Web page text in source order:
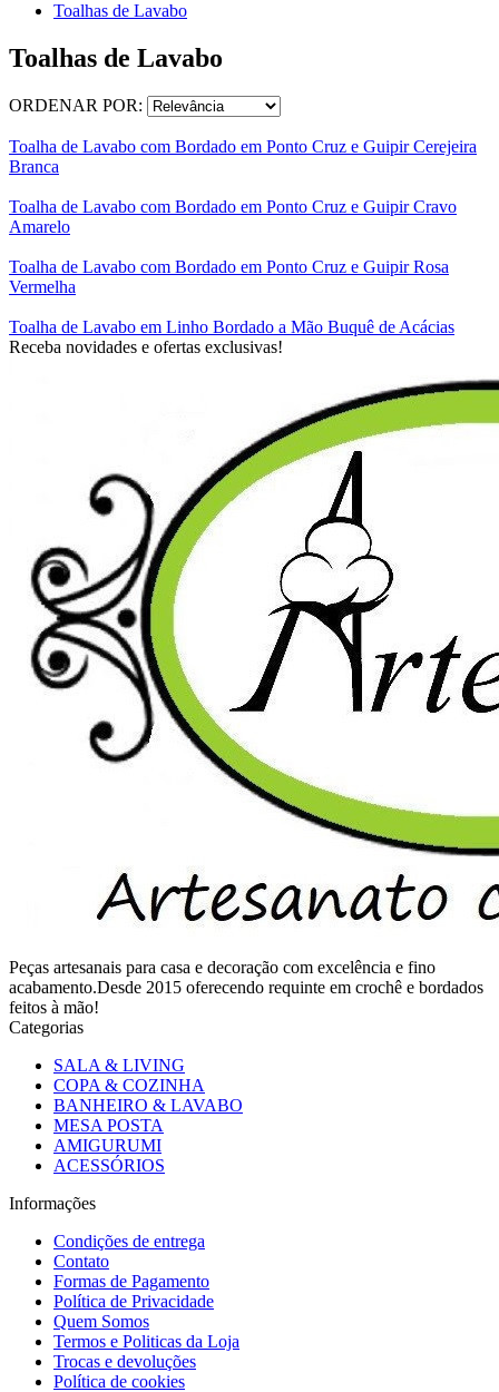
Toalhas de Lavabo
Toalhas de Lavabo
ORDENAR POR:
Toalha de Lavabo com Bordado em Ponto Cruz e Guipir Cerejeira
Branca
Toalha de Lavabo com Bordado em Ponto Cruz e Guipir Cravo
Amarelo
Toalha de Lavabo com Bordado em Ponto Cruz e Guipir Rosa
Vermelha
Toalha de Lavabo em Linho Bordado a Mão Buquê de Acácias
Receba novidades e ofertas exclusivas!
Peças artesanais para casa e decoração com excelência e fino
acabamento.Desde 2015 oferecendo requinte em crochê e bordados
feitos à mão!
Categorias
SALA & LIVING
COPA & COZINHA
BANHEIRO & LAVABO
MESA POSTA
AMIGURUMI
ACESSÓRIOS
Informações
Condições de entrega
Contato
Formas de Pagamento
Política de Privacidade
Quem Somos
Termos e Politicas da Loja
Trocas e devoluções
Política de cookies